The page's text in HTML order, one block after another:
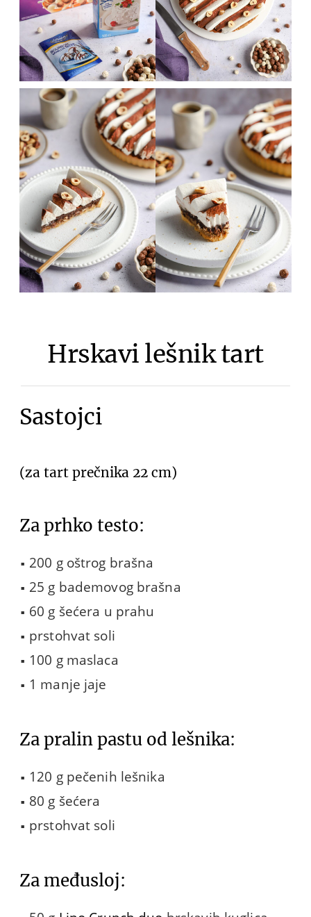
Hrskavi lešnik tart
Sastojci
(za tart prečnika 22 cm)
Za prhko testo:
200 g oštrog brašna
25 g bademovog brašna
60 g šećera u prahu
prstohvat soli
100 g maslaca
1 manje jaje
Za pralin pastu od lešnika:
120 g pečenih lešnika
80 g šećera
prstohvat soli
Za međusloj: